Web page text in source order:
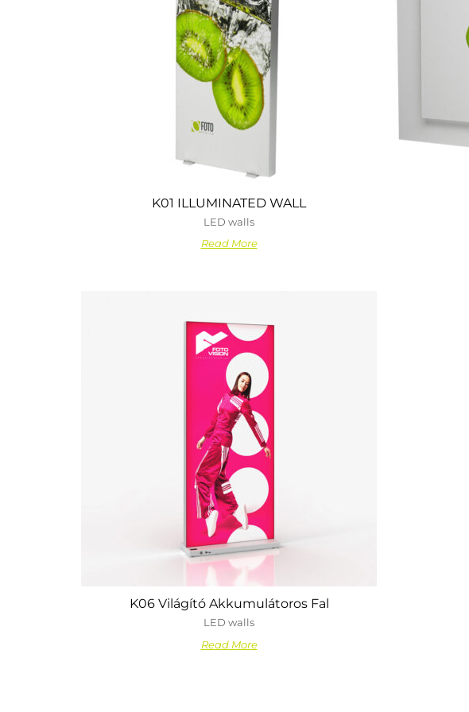
K01 ILLUMINATED WALL
LED walls
Read More
K06 Világító Akkumulátoros Fal
LED walls
Read More